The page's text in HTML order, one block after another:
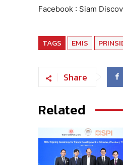
Facebook : Siam
TAGS EMIS
Share
Related